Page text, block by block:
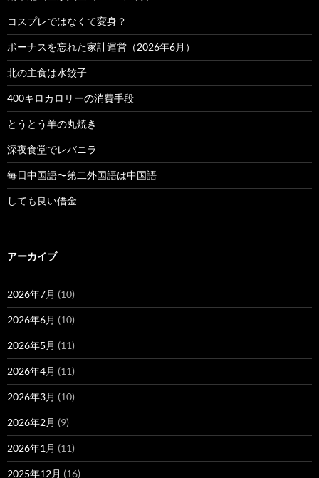
コスプレではなくて変身？
ボーナスを忘れた家計運営（2026年6月）
北の主食は水餃子
400キロカロリーの消費手段
とうとう羊の丸焼き
深夜食堂でレバニラ
毎日中国語〜第二外国語は中国語
しても良い借金
アーカイブ
2026年7月 (10)
2026年6月 (10)
2026年5月 (11)
2026年4月 (11)
2026年3月 (10)
2026年2月 (9)
2026年1月 (11)
2025年12月 (16)